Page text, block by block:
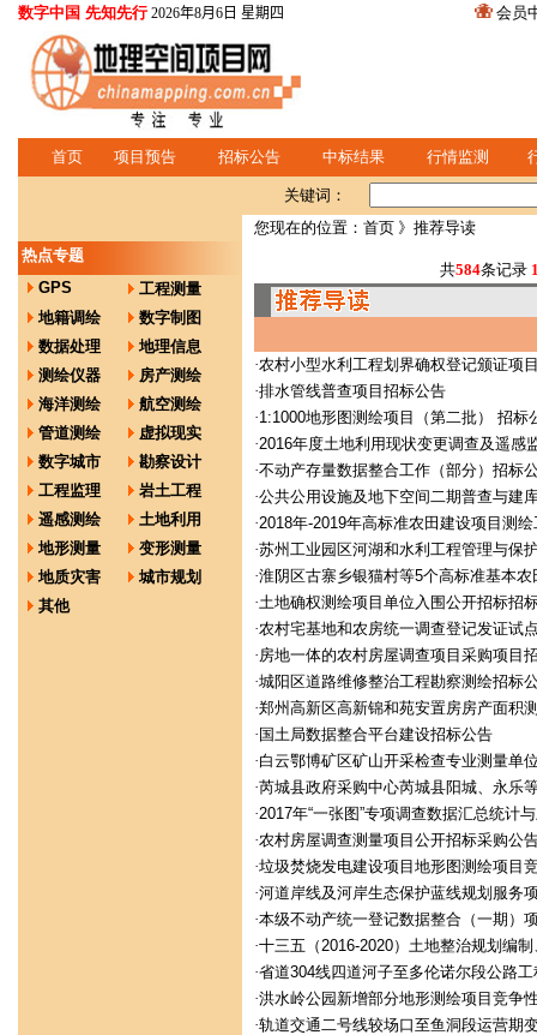
数字中国 先知先行 2026年8月6日 星期四 会员
首页 项目预告 招标公告 中标结果 行情监测
关键词：
热点专题
GPS
工程测量
地籍调绘
数字制图
数据处理
地理信息
测绘仪器
房产测绘
海洋测绘
航空测绘
管道测绘
虚拟现实
数字城市
勘察设计
工程监理
岩土工程
遥感测绘
土地利用
地形测量
变形测量
地质灾害
城市规划
其他
您现在的位置： 首页 》推荐导读
共584条记录
·农村小型水利工程划界确权登记颁证项
·排水管线普查项目招标公告
·1:1000地形图测绘项目（第二批） 招标
·2016年度土地利用现状变更调查及遥感
·不动产存量数据整合工作（部分）招标
·公共公用设施及地下空间二期普查与建
·2018年-2019年高标准农田建设项目测
·苏州工业园区河湖和水利工程管理与保
·淮阴区古寨乡银猫村等5个高标准基本
·土地确权测绘项目单位入围公开招标招
·农村宅基地和农房统一调查登记发证试
·房地一体的农村房屋调查项目采购项目
·城阳区道路维修整治工程勘察测绘招标
·郑州高新区高新锦和苑安置房房产面积
· 国土局数据整合平台建设招标公告
·白云鄂博矿区矿山开采检查专业测量单
·芮城县政府采购中心芮城县阳城、永乐
·2017年“一张图”专项调查数据汇总统计
·农村房屋调查测量项目公开招标采购公
·垃圾焚烧发电建设项目地形图测绘项目
·河道岸线及河岸生态保护蓝线规划服务
·本级不动产统一登记数据整合（一期）
·十三五（2016-2020）土地整治规划编
·省道304线四道河子至多伦诺尔段公路
·洪水岭公园新增部分地形测绘项目竞争
·轨道交通二号线较场口至鱼洞段运营期